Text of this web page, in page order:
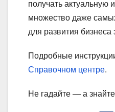
получать
множество даже
для развития
Подробные
Справочном центре.
Не гадайте — а